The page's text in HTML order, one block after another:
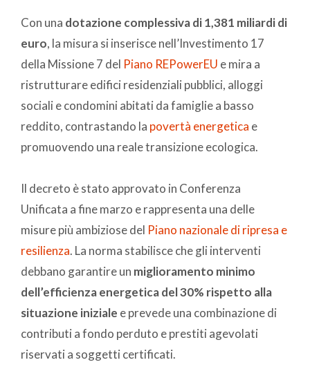
Con una dotazione complessiva di 1,381 miliardi di
euro, la misura si inserisce nell’Investimento 17
della Missione 7 del Piano REPowerEU e mira a
ristrutturare edifici residenziali pubblici, alloggi
sociali e condomini abitati da famiglie a basso
reddito, contrastando la povertà energetica e
promuovendo una reale transizione ecologica.
Il decreto è stato approvato in Conferenza
Unificata a fine marzo e rappresenta una delle
misure più ambiziose del Piano nazionale di ripresa e
resilienza. La norma stabilisce che gli interventi
debbano garantire un miglioramento minimo
dell’efficienza energetica del 30% rispetto alla
situazione iniziale e prevede una combinazione di
contributi a fondo perduto e prestiti agevolati
riservati a soggetti certificati.